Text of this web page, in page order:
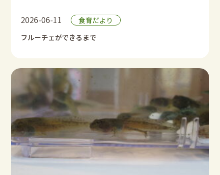
2026-06-11
食育だより
フルーチェができるまで